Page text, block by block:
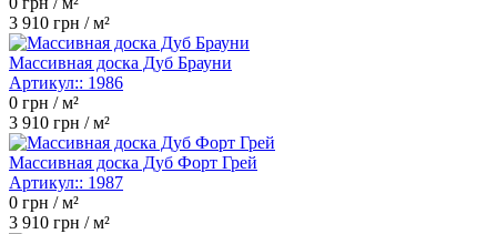
3 910 грн / м²
Массивная доска Дуб Брауни
Артикул:: 1986
0 грн / м²
3 910 грн / м²
Массивная доска Дуб Форт Грей
Артикул:: 1987
0 грн / м²
3 910 грн / м²